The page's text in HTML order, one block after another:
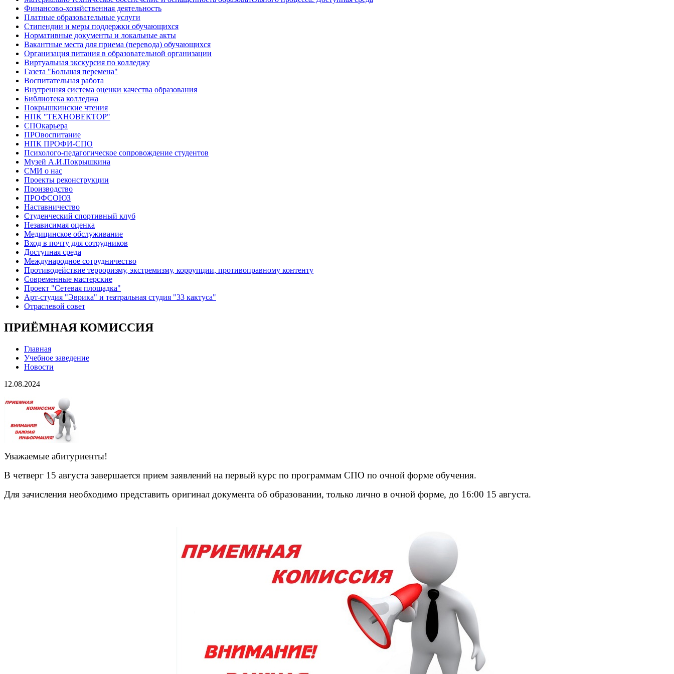
Финансово-хозяйственная деятельность
Платные образовательные услуги
Стипендии и меры поддержки обучающихся
Нормативные документы и локальные акты
Вакантные места для приема (перевода) обучающихся
Организация питания в образовательной организации
Виртуальная экскурсия по колледжу
Газета "Большая перемена"
Воспитательная работа
Внутренняя система оценки качества образования
Библиотека колледжа
Покрышкинские чтения
НПК "ТЕХНОВЕКТОР"
СПОкарьера
ПРОвоспитание
НПК ПРОФИ-СПО
Психолого-педагогическое сопровождение студентов
Музей А.И.Покрышкина
СМИ о нас
Проекты реконструкции
Производство
ПРОФСОЮЗ
Наставничество
Студенческий спортивный клуб
Независимая оценка
Медицинское обслуживание
Вход в почту для сотрудников
Доступная среда
Международное сотрудничество
Противодействие терроризму, экстремизму, коррупции, противоправному контенту
Современные мастерские
Проект "Сетевая площадка"
Арт-студия "Эврика" и театральная студия "33 кактуса"
Отраслевой совет
ПРИЁМНАЯ КОМИССИЯ
Главная
Учебное заведение
Новости
12.08.2024
Уважаемые абитуриенты!
В четверг 15 августа завершается прием заявлений на первый курс по программам СПО по очной форме обучения.
Для зачисления необходимо представить оригинал документа об образовании, только лично в очной форме, до 16:00 15 августа.